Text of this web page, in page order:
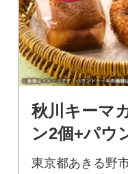
秋川キーマ
ン2個+パウ
キ(2種ランダ
東京都あきる野